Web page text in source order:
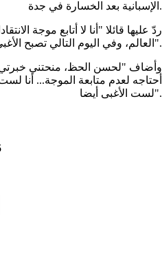
الإسبانية بعد الخسارة في جدة.
ردّ عليها قائلا "أنا لا أتابع موجة
العالم، وفي اليوم التالي تصبح الأغبى (مدرب) على الإطلاق".
وأضاف "لحسن الحظ، منحتني خبرتي
أحتاجه لعدم متابعة الموجة... أنا
لست الأغبى أيضا".